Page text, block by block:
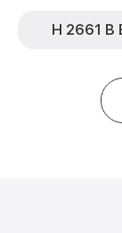
H 2661 B